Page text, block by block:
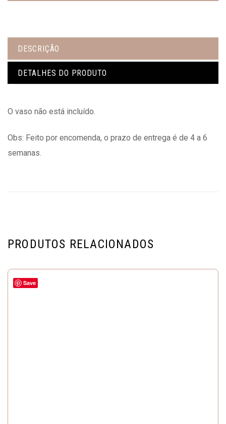
DESCRIÇÃO
DETALHES DO PRODUTO
O vaso não está incluído.
Obs: Feito por encomenda, o prazo de entrega é de 4 a 6
semanas.
PRODUTOS RELACIONADOS
Save